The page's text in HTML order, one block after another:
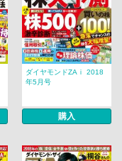
ダイヤモンドZAｉ 2018
年5月号
購入